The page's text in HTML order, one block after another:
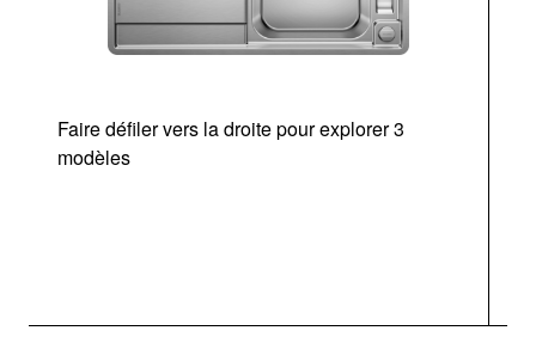
Faire défiler vers la droite pour explorer 3
modèles